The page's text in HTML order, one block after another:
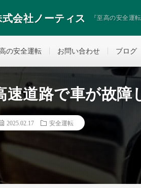
式会社ノーティス 『至高の安全運
の安全運転 お問い合わせ ブログ
速道路で車が故障
2025.02.17 安全運転